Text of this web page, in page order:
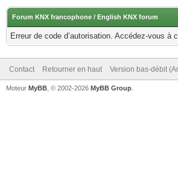
Forum KNX francophone / English KNX forum
Erreur de code d’autorisation. Accédez-vous
Contact Retourner en haut Version bas-débit
Moteur MyBB , © 2002-2026 MyBB Group